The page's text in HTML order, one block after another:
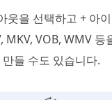
웃을 선택하고 + 아
MKV, VOB, WMV
들 수도 있습니다.